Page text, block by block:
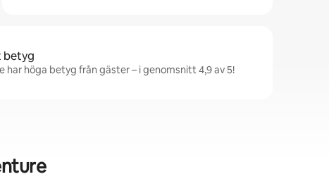
betyg
har höga betyg från gäster – i genomsnitt 4,9 av 5!